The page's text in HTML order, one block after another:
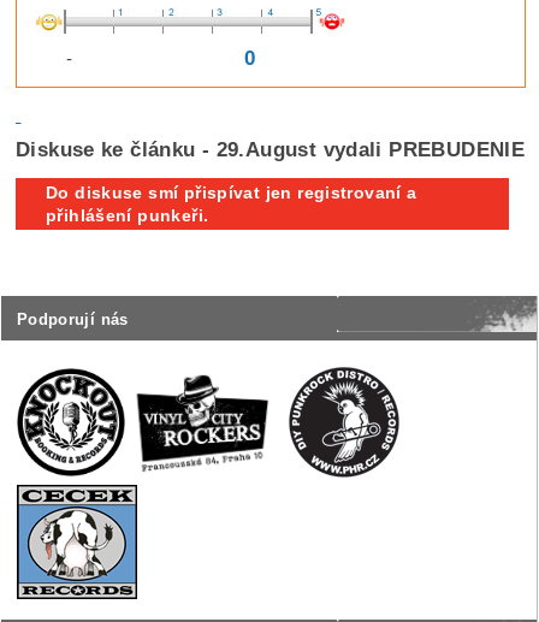
Podporují nás
- 0
Diskuse ke článku - 29.August vydali PREBUDENIE
Do diskuse smí přispívat jen registrovaní a
přihlášení punkeři.